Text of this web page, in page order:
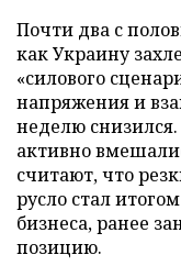
Почти два с
как Украину
«силового
напряжения и
неделю
активно
считают, что
русло стал
бизнеса, ранее
позицию.